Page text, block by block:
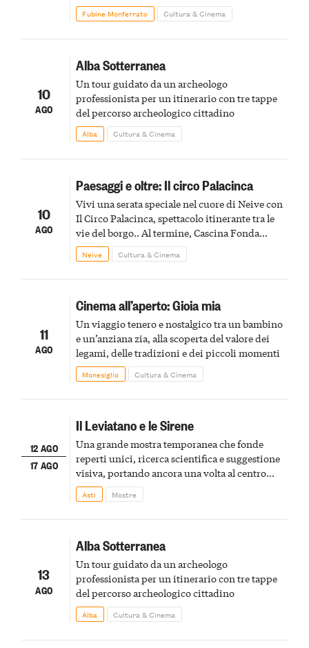
Fubine Monferrato Cultura & Cinema
10
AGO
Alba Sotterranea
Un tour guidato da un archeologo
professionista per un itinerario con tre tappe
del percorso archeologico cittadino
Alba Cultura & Cinema
10
AGO
Paesaggi e oltre: Il circo Palacinca
Vivi una serata speciale nel cuore di Neive con
Il Circo Palacinca, spettacolo itinerante tra le
vie del borgo.. Al termine, Cascina Fonda
Winery offrirà una degustazione di due
spumanti.
Neive Cultura & Cinema
11
AGO
Cinema all’aperto: Gioia mia
Un viaggio tenero e nostalgico tra un bambino
e un’anziana zia, alla scoperta del valore dei
legami, delle tradizioni e dei piccoli momenti
Monesiglio Cultura & Cinema
12 AGO
17 AGO
Il Leviatano e le Sirene
Una grande mostra temporanea che fonde
reperti unici, ricerca scientifica e suggestione
visiva, portando ancora una volta al centro
della scena le meraviglie del passato astigiano
Asti Mostre
13
AGO
Alba Sotterranea
Un tour guidato da un archeologo
professionista per un itinerario con tre tappe
del percorso archeologico cittadino
Alba Cultura & Cinema